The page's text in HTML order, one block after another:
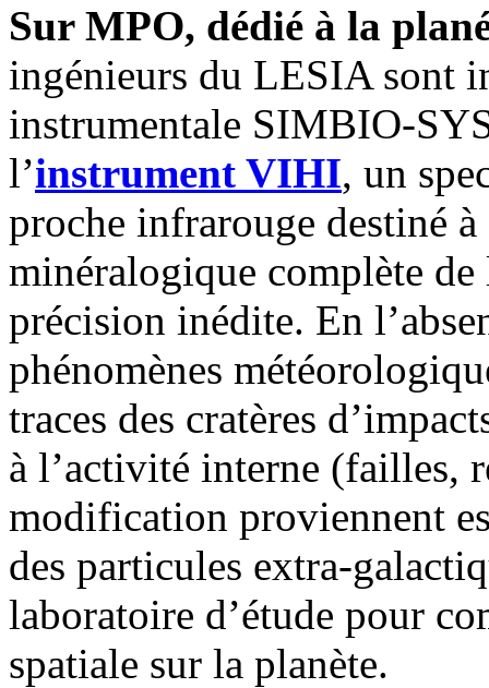
Sur MPO, dédié à la
ingénieurs du LESIA sont
instrumentale SIMBIO-
l’instrument VIHI, un
proche infrarouge destiné
minéralogique complète
précision inédite. En
phénomènes
traces des cratères
à l’activité interne (failles,
modification proviennent
des particules extra-
laboratoire d’étude pour
spatiale sur la planète.